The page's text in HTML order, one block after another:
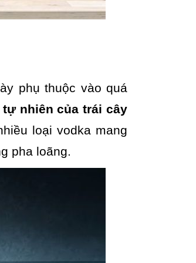
phụ thuộc vào quá
tự nhiên của trái cây
loại vodka mang
pha loãng.